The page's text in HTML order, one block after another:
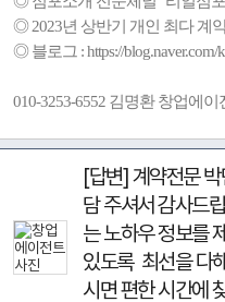
◎ 2023년 상반기 개인 최다 계
◎ 블로그 : https://blog.naver.com/
010-3253-6552 김명환 창업에이
[답변] 계약전문
담 주셔서 감사드
는 노하우 정보를
있도록 최선을 다
시면 편한 시간에